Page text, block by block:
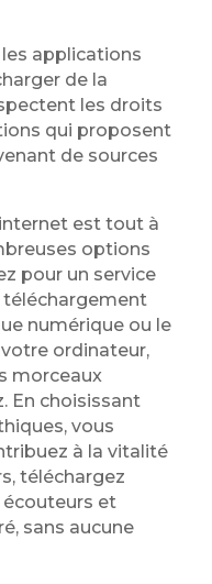
applications
de la
les droits
qui proposent
de sources
est tout à
options
pour un service
téléchargement
numérique ou le
ordinateur,
morceaux
En choisissant
vous
à la vitalité
téléchargez
et
sans aucune